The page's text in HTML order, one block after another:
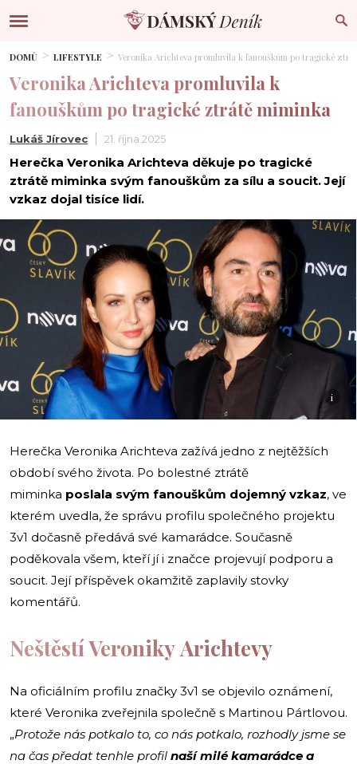
DOMŮ LIFESTYLE Veronika Arichteva promluvila k fanouškům po tragické
Veronika Arichteva promluvila k
fanouškům po tragické ztrátě miminka
Lukáš Jírovec 21. října 2025
Herečka Veronika Arichteva děkuje po tragické
ztrátě miminka svým fanouškům za sílu a soucit. Její
vzkaz dojal tisíce lidí.
i
Herečka Veronika Arichteva zažívá jedno z nejtěžších
období svého života. Po bolestné ztrátě
miminka poslala svým fanouškům dojemný vzkaz, ve
kterém uvedla, že správu profilu společného projektu
3v1 dočasně předává své kamarádce. Současně
poděkovala všem, kteří jí i značce projevují podporu a
soucit. Její příspěvek okamžitě zaplavily stovky
komentářů.
Neštěstí Veroniky Arichtevy
Na oficiálním profilu značky 3v1 se objevilo oznámení,
které Veronika zveřejnila společně s Martinou Pártlovou.
„Protože nás potkalo to, co nás potkalo, rozhodly jsme se
na čas předat tenhle profil naší milé kamarádce a